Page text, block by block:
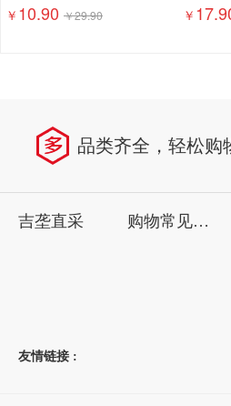
￥ 10.90 ￥29.90
￥
品类齐全，轻松购
吉垄直采 购物常见问题
友情链接 :